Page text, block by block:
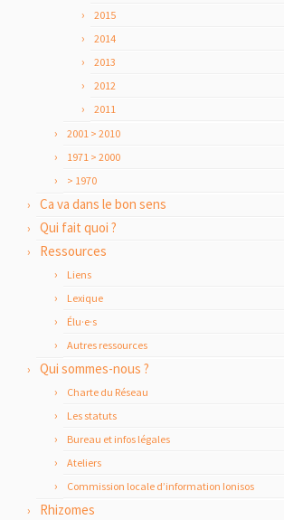
2015
2014
2013
2012
2011
2001 > 2010
1971 > 2000
> 1970
Ca va dans le bon sens
Qui fait quoi ?
Ressources
Liens
Lexique
Élu·e·s
Autres ressources
Qui sommes-nous ?
Charte du Réseau
Les statuts
Bureau et infos légales
Ateliers
Commission locale d’information Ionisos
Rhizomes